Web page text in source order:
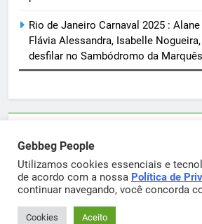
Rio de Janeiro Carnaval 2025 :
Flávia Alessandra, Isabelle
desfilar no Sambódromo da
sortimentos@yahoo.com.br
Gebbeg Powered By
Gebbeg People
Utilizamos cookies essenciais e
de acordo com a nossa Política de
continuar navegando, você concorda
Cookies Aceito